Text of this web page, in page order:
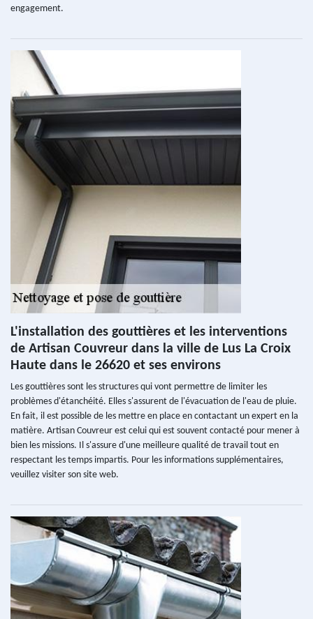
engagement.
L'installation des gouttières et les interventions
de Artisan Couvreur dans la ville de Lus La Croix
Haute dans le 26620 et ses environs
Les gouttières sont les structures qui vont permettre de limiter les
problèmes d'étanchéité. Elles s'assurent de l'évacuation de l'eau de pluie.
En fait, il est possible de les mettre en place en contactant un expert en la
matière. Artisan Couvreur est celui qui est souvent contacté pour mener à
bien les missions. Il s'assure d'une meilleure qualité de travail tout en
respectant les temps impartis. Pour les informations supplémentaires,
veuillez visiter son site web.